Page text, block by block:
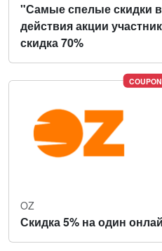
"Самые спелые скидки
действия акции
скидка 70%
OZ
Скидка 5% на один